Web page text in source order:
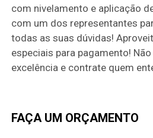
com nivelamento e aplicação
com um dos representantes
todas as suas dúvidas!
especiais para pagamento!
excelência e contrate quem
FAÇA UM ORÇAMENTO